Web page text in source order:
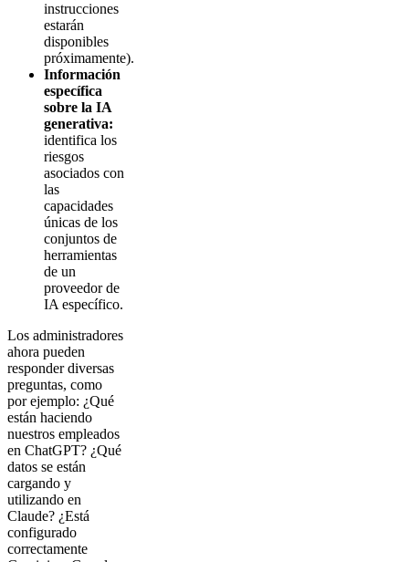
instrucciones
estarán
disponibles
próximamente).
Información
específica
sobre la IA
generativa:
identifica los
riesgos
asociados con
las
capacidades
únicas de los
conjuntos de
herramientas
de un
proveedor de
IA específico.
Los administradores
ahora pueden
responder diversas
preguntas, como
por ejemplo: ¿Qué
están haciendo
nuestros empleados
en ChatGPT? ¿Qué
datos se están
cargando y
utilizando en
Claude? ¿Está
configurado
correctamente